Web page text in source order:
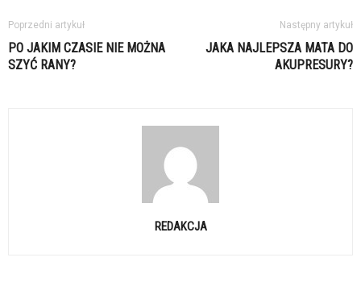
Poprzedni artykuł
PO JAKIM CZASIE NIE MOŻNA
SZYĆ RANY?
Następny artykuł
JAKA NAJLEPSZA MATA DO
AKUPRESURY?
REDAKCJA